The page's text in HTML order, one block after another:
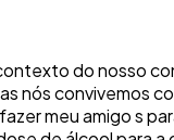
do nosso
nós convivemos
meu amigo s